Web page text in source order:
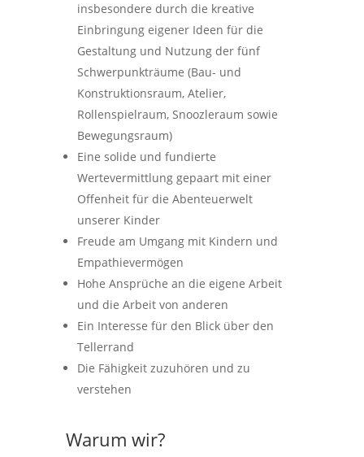
insbesondere durch die kreative
Einbringung eigener Ideen für die
Gestaltung und Nutzung der fünf
Schwerpunkträume (Bau- und
Konstruktionsraum, Atelier,
Rollenspielraum, Snoozleraum sowie
Bewegungsraum)
Eine solide und fundierte
Wertevermittlung gepaart mit einer
Offenheit für die Abenteuerwelt
unserer Kinder
Freude am Umgang mit Kindern und
Empathievermögen
Hohe Ansprüche an die eigene Arbeit
und die Arbeit von anderen
Ein Interesse für den Blick über den
Tellerrand
Die Fähigkeit zuzuhören und zu
verstehen
Warum wir?